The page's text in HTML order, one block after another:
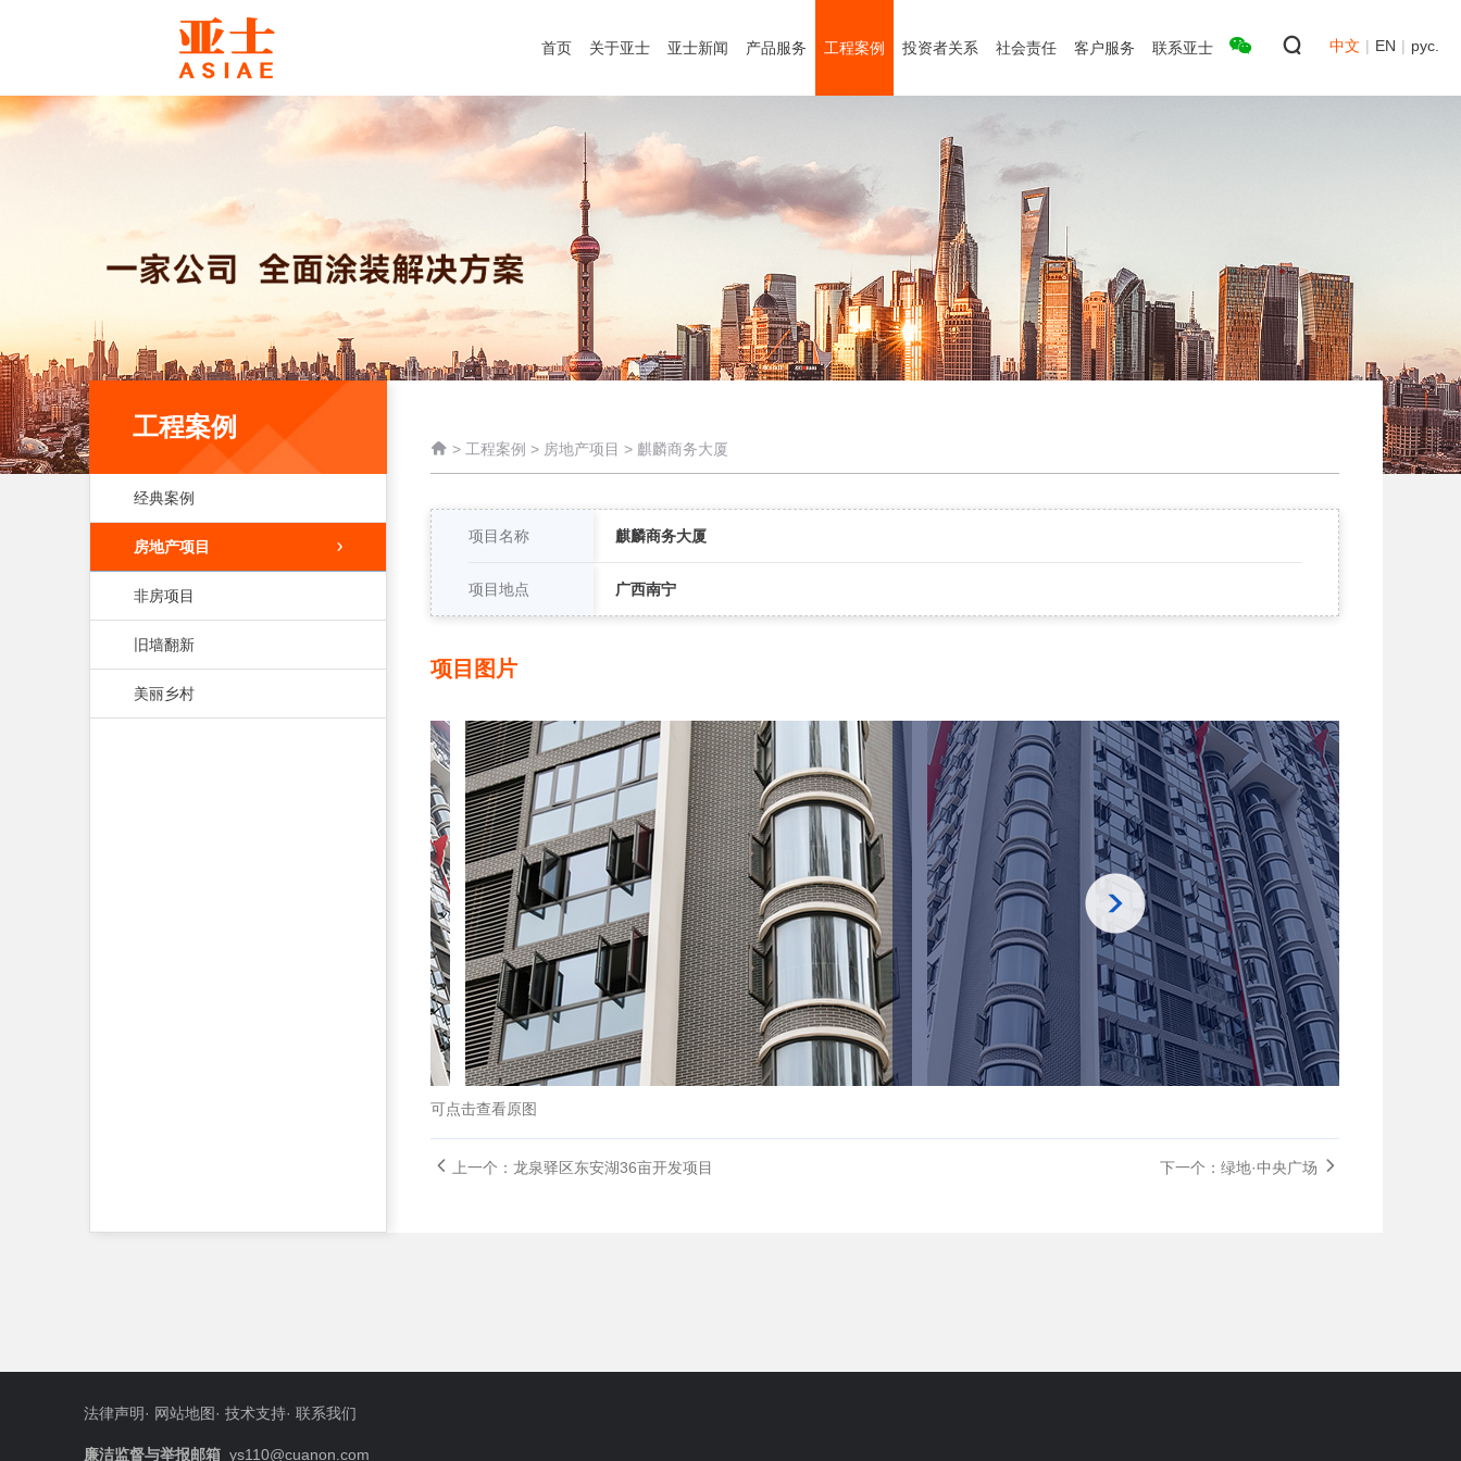
首页 关于亚士 亚士新闻 产品服务 工程案例 投资者关系 社会责任 客户服务 联系亚士 中文 | EN | рус.
工程案例
经典案例
房地产项目
非房项目
旧墙翻新
美丽乡村
 > 工程案例 > 房地产项目 > 麒麟商务大厦
项目名称 麒麟商务大厦
项目地点 广西南宁
项目图片
可点击查看原图
上一个：龙泉驿区东安湖36亩开发项目 下一个：绿地·中央广场
法律声明· 网站地图· 技术支持· 联系我们
廉洁监督与举报邮箱 ys110@cuanon.com